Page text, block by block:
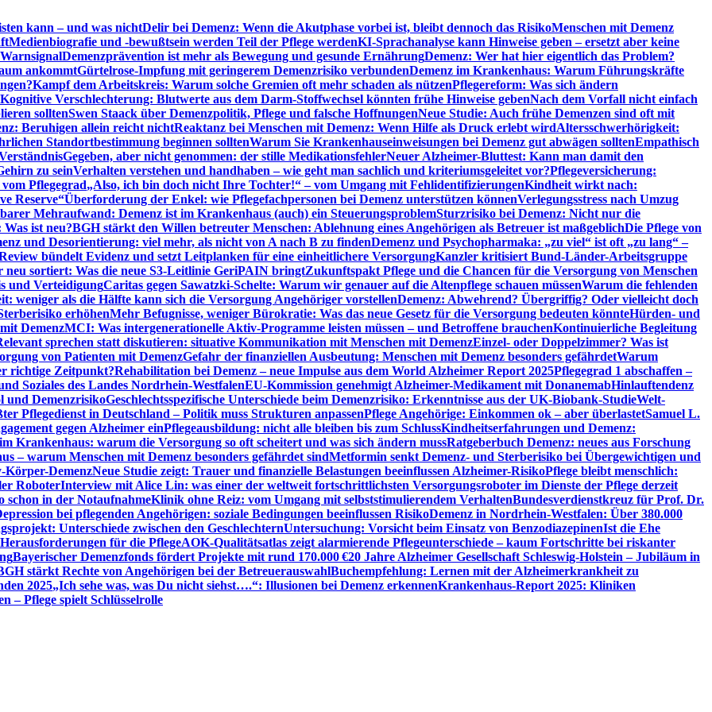
kann – und was nichtDelir bei Demenz: Wenn die Akutphase vorbei ist, bleibt dennoch das RisikoMenschen mit Demenz
Medienbiografie und -bewußtsein werden Teil der Pflege werdenKI-Sprachanalyse kann Hinweise geben – ersetzt aber keine
Demenzprävention ist mehr als Bewegung und gesunde ErnährungDemenz: Wer hat hier eigentlich das Problem?
ankommtGürtelrose-Impfung mit geringerem Demenzrisiko verbundenDemenz im Krankenhaus: Warum Führungskräfte
Kampf dem Arbeitskreis: Warum solche Gremien oft mehr schaden als nützenPflegereform: Was sich ändern
Kognitive Verschlechterung: Blutwerte aus dem Darm-Stoffwechsel könnten frühe Hinweise gebenNach dem Vorfall nicht einfach
solltenSwen Staack über Demenzpolitik, Pflege und falsche HoffnungenNeue Studie: Auch frühe Demenzen sind oft mit
Beruhigen allein reicht nichtReaktanz bei Menschen mit Demenz: Wenn Hilfe als Druck erlebt wirdAltersschwerhörigkeit:
Standortbestimmung beginnen solltenWarum Sie Krankenhauseinweisungen bei Demenz gut abwägen solltenEmpathisch
Gegeben, aber nicht genommen: der stille MedikationsfehlerNeuer Alzheimer-Bluttest: Kann man damit den
zu seinVerhalten verstehen und handhaben – wie geht man sachlich und kriteriumsgeleitet vor?Pflegeversicherung:
Pflegegrad„Also, ich bin doch nicht Ihre Tochter!“ – vom Umgang mit FehlidentifizierungenKindheit wirkt nach:
Reserve“Überforderung der Enkel: wie Pflegefachpersonen bei Demenz unterstützen könnenVerlegungsstress nach Umzug
Mehraufwand: Demenz ist im Krankenhaus (auch) ein SteuerungsproblemSturzrisiko bei Demenz: Nicht nur die
ist neu?BGH stärkt den Willen betreuter Menschen: Ablehnung eines Angehörigen als Betreuer ist maßgeblichDie Pflege von
und Desorientierung: viel mehr, als nicht von A nach B zu findenDemenz und Psychopharmaka: „zu viel“ ist oft „zu lang“ –
bündelt Evidenz und setzt Leitplanken für eine einheitlichere VersorgungKanzler kritisiert Bund-Länder-Arbeitsgruppe
neu sortiert: Was die neue S3-Leitlinie GeriPAIN bringtZukunftspakt Pflege und die Chancen für die Versorgung von Menschen
und VerteidigungCaritas gegen Sawatzki-Schelte: Warum wir genauer auf die Altenpflege schauen müssenWarum die fehlenden
weniger als die Hälfte kann sich die Versorgung Angehöriger vorstellenDemenz: Abwehrend? Übergriffig? Oder vielleicht doch
erhöhenMehr Befugnisse, weniger Bürokratie: Was das neue Gesetz für die Versorgung bedeuten könnteHürden- und
DemenzMCI: Was intergenerationelle Aktiv-Programme leisten müssen – und Betroffene brauchenKontinuierliche Begleitung
sprechen statt diskutieren: situative Kommunikation mit Menschen mit DemenzEinzel- oder Doppelzimmer? Was ist
von Patienten mit DemenzGefahr der finanziellen Ausbeutung: Menschen mit Demenz besonders gefährdetWarum
richtige Zeitpunkt?Rehabilitation bei Demenz – neue Impulse aus dem World Alzheimer Report 2025Pflegegrad 1 abschaffen –
Soziales des Landes Nordrhein-WestfalenEU-Kommission genehmigt Alzheimer-Medikament mit DonanemabHinlauftendenz
und DemenzrisikoGeschlechtsspezifische Unterschiede beim Demenzrisiko: Erkenntnisse aus der UK-Biobank-StudieWelt-
Pflegedienst in Deutschland – Politik muss Strukturen anpassenPflege Angehörige: Einkommen ok – aber überlastetSamuel L.
gegen Alzheimer einPflegeausbildung: nicht alle bleiben bis zum SchlussKindheitserfahrungen und Demenz:
Krankenhaus: warum die Versorgung so oft scheitert und was sich ändern mussRatgeberbuch Demenz: neues aus Forschung
– warum Menschen mit Demenz besonders gefährdet sindMetformin senkt Demenz- und Sterberisiko bei Übergewichtigen und
Körper-DemenzNeue Studie zeigt: Trauer und finanzielle Belastungen beeinflussen Alzheimer-RisikoPflege bleibt menschlich:
RoboterInterview mit Alice Lin: was einer der weltweit fortschrittlichsten Versorgungsroboter im Dienste der Pflege derzeit
schon in der NotaufnahmeKlinik ohne Reiz: vom Umgang mit selbststimulierendem VerhaltenBundesverdienstkreuz für Prof. Dr.
bei pflegenden Angehörigen: soziale Bedingungen beeinflussen RisikoDemenz in Nordrhein-Westfalen: Über 380.000
Unterschiede zwischen den GeschlechternUntersuchung: Vorsicht beim Einsatz von BenzodiazepinenIst die Ehe
für die PflegeAOK-Qualitätsatlas zeigt alarmierende Pflegeunterschiede – kaum Fortschritte bei riskanter
Bayerischer Demenzfonds fördert Projekte mit rund 170.000 €20 Jahre Alzheimer Gesellschaft Schleswig-Holstein – Jubiläum in
stärkt Rechte von Angehörigen bei der BetreuerauswahlBuchempfehlung: Lernen mit der Alzheimerkrankheit zu
2025„Ich sehe was, was Du nicht siehst….“: Illusionen bei Demenz erkennenKrankenhaus-Report 2025: Kliniken
– Pflege spielt Schlüsselrolle